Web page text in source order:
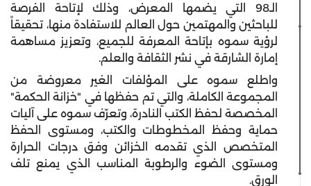
الـ98 التي يضمها المعرض، وذلك لإتاحة الفرصة
للباحثين والمهتمين حول العالم للاستفادة منها، تحقيقاً
لرؤية سموه بإتاحة المعرفة للجميع، وتعزيز مساهمة
إمارة الشارقة في نشر الثقافة والعلم.
واطلع سموه على المؤلفات الغير معروضة من
المجموعة الكاملة، والتي تم حفظها في "خزانة الحكمة"
المخصصة لحفظ الكتب النادرة، وتعرّف سموه على آليات
حماية وحفظ المخطوطات والكتب، ومستوى الحفظ
المتخصص الذي تقدمه الخزائن وفق درجات الحرارة
ومستوى الضوء والرطوبة المناسب الذي يمنع تلف
الورق.